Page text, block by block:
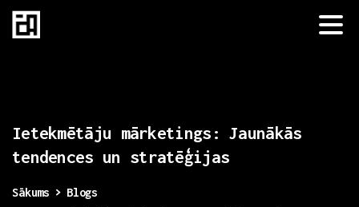
Ietekmētāju mārketings:
Jaunākās
tendences un stratēģijas
Sākums
Blogs